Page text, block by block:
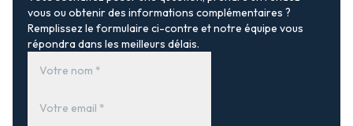
vous ou obtenir des informations complémentaires ?
Remplissez le formulaire ci-contre et notre équipe vous
répondra dans les meilleurs délais.